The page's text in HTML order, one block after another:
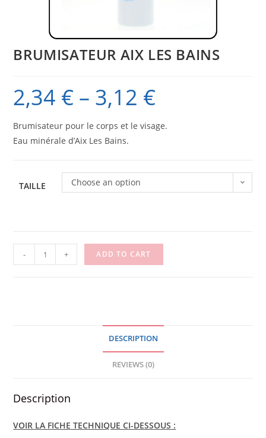
BRUMISATEUR AIX LES BAINS
2,34 € – 3,12 €
Brumisateur pour le corps et le visage.
Eau minérale d’Aix Les Bains.
TAILLE Choose an option
BRUMISATEUR
AIX
- + ADD TO CART
DESCRIPTION
REVIEWS (0)
Description
VOIR LA FICHE TECHNIQUE CI-DESSOUS :